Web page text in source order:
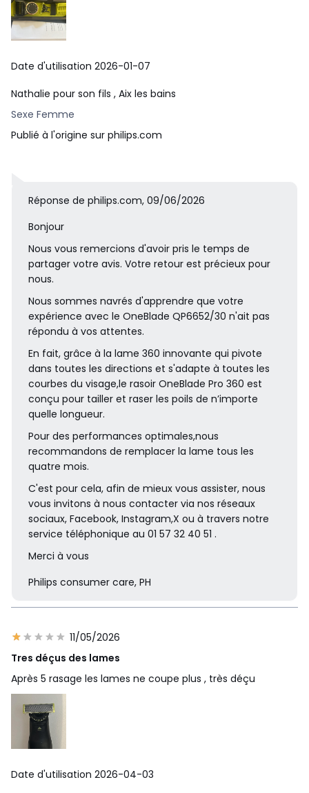
Taillez votre barbe uniformément avec le sabot de précision
es pour adopter le style de votre choix, de la barbe naissant
e à la barbe courte, sans oublier les barbes plus longues.
Le OneBlade est parfaitement étanche (indice d'étanchéité
IPX7), ce qui facilite le nettoyage : rincez-le simplement sou
s l'eau du robinet. Vous pouvez vous raser à sec ou sous l'ea
u, et même sous la douche, selon votre préférence. Pas bes
oin de mousse à raser.
Sabot corps clipsable (3 mm)
Fixez le sabot corps (3 mm) pour tailler facilement dans n'im
porte quelle direction.
Date d'utilisation 2026-01-07
Nathalie pour son fils , Aix les bains
Sexe Femme
Publié à l'origine sur philips.com
Réponse de philips.com, 09/06/2026
Bonjour
Nous vous remercions d'avoir pris le temps de
partager votre avis. Votre retour est précieux pour
nous.
Nous sommes navrés d'apprendre que votre
expérience avec le OneBlade QP6652/30 n'ait pas
répondu à vos attentes.
En fait, grâce à la lame 360 innovante qui pivote
dans toutes les directions et s'adapte à toutes les
courbes du visage,le rasoir OneBlade Pro 360 est
conçu pour tailler et raser les poils de n’importe
quelle longueur.
Pour des performances optimales,nous
recommandons de remplacer la lame tous les
quatre mois.
C'est pour cela, afin de mieux vous assister, nous
vous invitons à nous contacter via nos réseaux
sociaux, Facebook, Instagram,X ou à travers notre
service téléphonique au 01 57 32 40 51 .
Merci à vous
Philips consumer care, PH
11/05/2026
Tres déçus des lames
Après 5 rasage les lames ne coupe plus , très déçu
Date d'utilisation 2026-04-03